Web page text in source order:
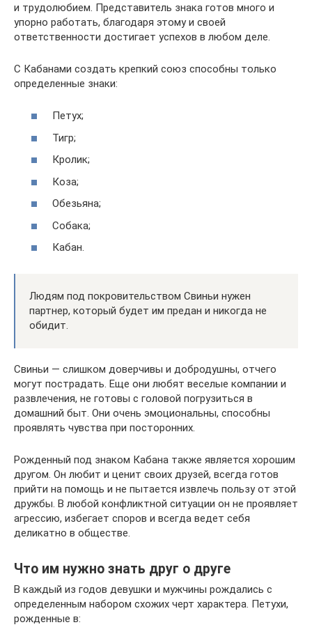
и трудолюбием. Представитель знака готов много и
упорно работать, благодаря этому и своей
ответственности достигает успехов в любом деле.
С Кабанами создать крепкий союз способны только
определенные знаки:
Петух;
Тигр;
Кролик;
Коза;
Обезьяна;
Собака;
Кабан.
Людям под покровительством Свиньи нужен
партнер, который будет им предан и никогда не
обидит.
Свиньи — слишком доверчивы и добродушны, отчего
могут пострадать. Еще они любят веселые компании и
развлечения, не готовы с головой погрузиться в
домашний быт. Они очень эмоциональны, способны
проявлять чувства при посторонних.
Рожденный под знаком Кабана также является хорошим
другом. Он любит и ценит своих друзей, всегда готов
прийти на помощь и не пытается извлечь пользу от этой
дружбы. В любой конфликтной ситуации он не проявляет
агрессию, избегает споров и всегда ведет себя
деликатно в обществе.
Что им нужно знать друг о друге
В каждый из годов девушки и мужчины рождались с
определенным набором схожих черт характера. Петухи,
рожденные в: